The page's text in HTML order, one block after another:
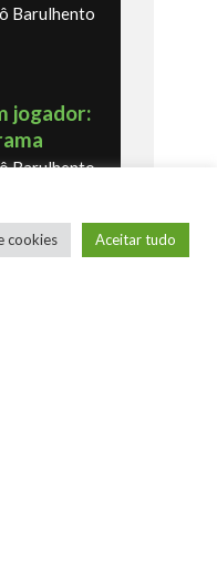
Barulhento
jogador:
Barulhento
– Xbox
cookies Aceitar tudo